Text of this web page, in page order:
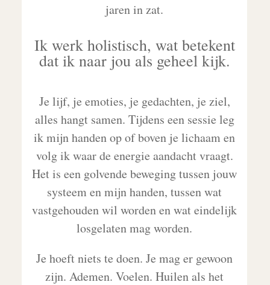
jaren in zat.
Ik werk holistisch, wat betekent
dat ik naar jou als geheel kijk.
Je lijf, je emoties, je gedachten, je ziel,
alles hangt samen. Tijdens een sessie leg
ik mijn handen op of boven je lichaam en
volg ik waar de energie aandacht vraagt.
Het is een golvende beweging tussen jouw
systeem en mijn handen, tussen wat
vastgehouden wil worden en wat eindelijk
losgelaten mag worden.
Je hoeft niets te doen. Je mag er gewoon
zijn. Ademen. Voelen. Huilen als het